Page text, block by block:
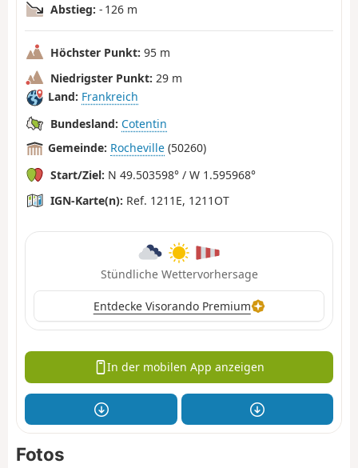
Abstieg: - 126 m
Höchster Punkt: 95 m
Niedrigster Punkt: 29 m
Land: Frankreich
Bundesland: Cotentin
Gemeinde: Rocheville (50260)
Start/Ziel: N 49.503598° / W 1.595968°
IGN-Karte(n): Ref. 1211E, 1211OT
Stündliche Wettervorhersage
Entdecke Visorando Premium
In der mobilen App anzeigen
Fotos